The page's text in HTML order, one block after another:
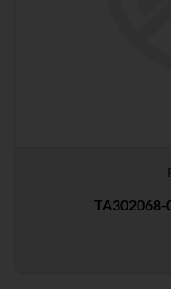
TA302068-